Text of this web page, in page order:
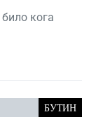
кога
БУТИН